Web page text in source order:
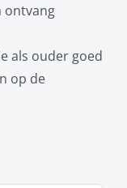
ontvang
als ouder goed
op de